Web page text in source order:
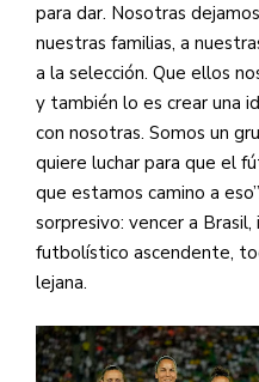
para dar. Nosotras
nuestras familias, a
a la selección. Que ellos
y también lo es crear una
con nosotras. Somos un
quiere luchar para que el
que estamos camino a
sorpresivo: vencer a
futbolístico ascendente,
lejana.